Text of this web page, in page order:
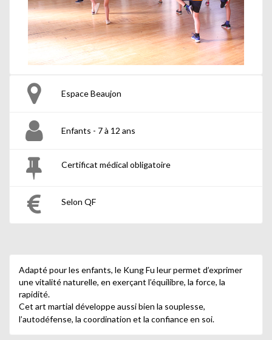
Espace Beaujon
Enfants - 7 à 12 ans
Certificat médical obligatoire
Selon QF
Adapté pour les enfants, le Kung Fu leur permet d’exprimer
une vitalité naturelle, en exerçant l’équilibre, la force, la
rapidité.
Cet art martial développe aussi bien la souplesse,
l’autodéfense, la coordination et la confiance en soi.